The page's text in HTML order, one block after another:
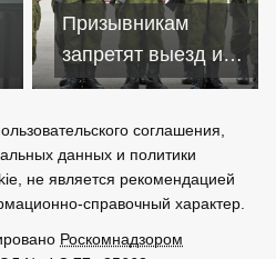
России в Черном
море
Призывникам
запретят выезд из
России после
повестки в реестре
соглашения,
данных и политики
не является рекомендацией
справочный характер.
Роскомнадзором